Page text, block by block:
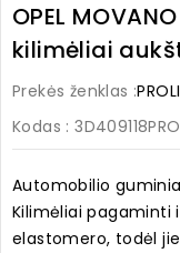
OPEL
kilimėliai
Prekės ženklas :
Kodas :
Automobilio
Kilimėliai pagaminti
elastomero, todėl